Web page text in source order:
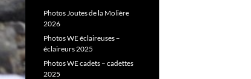
Photos Joutes de la Molière
2026
Photos WE éclaireuses –
éclaireurs 2025
Photos WE cadets – cadettes
2025